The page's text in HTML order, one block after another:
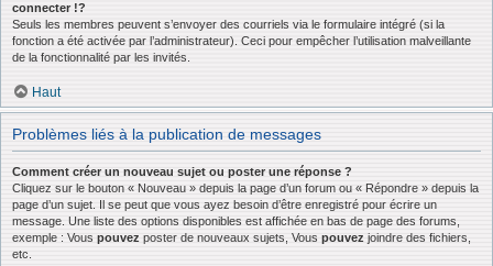
connecter !?
Seuls les membres peuvent s’envoyer des courriels via le formulaire intégré (si la
fonction a été activée par l’administrateur). Ceci pour empêcher l’utilisation malveillante
de la fonctionnalité par les invités.
Haut
Problèmes liés à la publication de messages
Comment créer un nouveau sujet ou poster une réponse ?
Cliquez sur le bouton « Nouveau » depuis la page d’un forum ou « Répondre » depuis la
page d’un sujet. Il se peut que vous ayez besoin d’être enregistré pour écrire un
message. Une liste des options disponibles est affichée en bas de page des forums,
exemple : Vous pouvez poster de nouveaux sujets, Vous pouvez joindre des fichiers,
etc.